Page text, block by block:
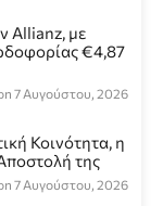
Allianz, με
€4,87
7 Αυγούστου, 2026
Κοινότητα, η
της
7 Αυγούστου, 2026